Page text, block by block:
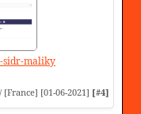
sidr-maliky
[France] [01-06-2021] [#4]